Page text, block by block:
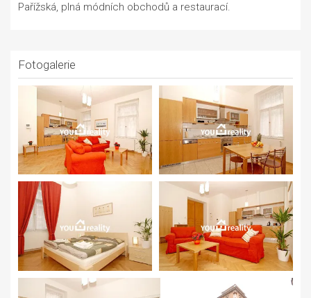
Pařížská, plná módních obchodů a restaurací.
Fotogalerie